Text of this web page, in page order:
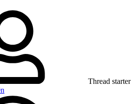
Thread starter